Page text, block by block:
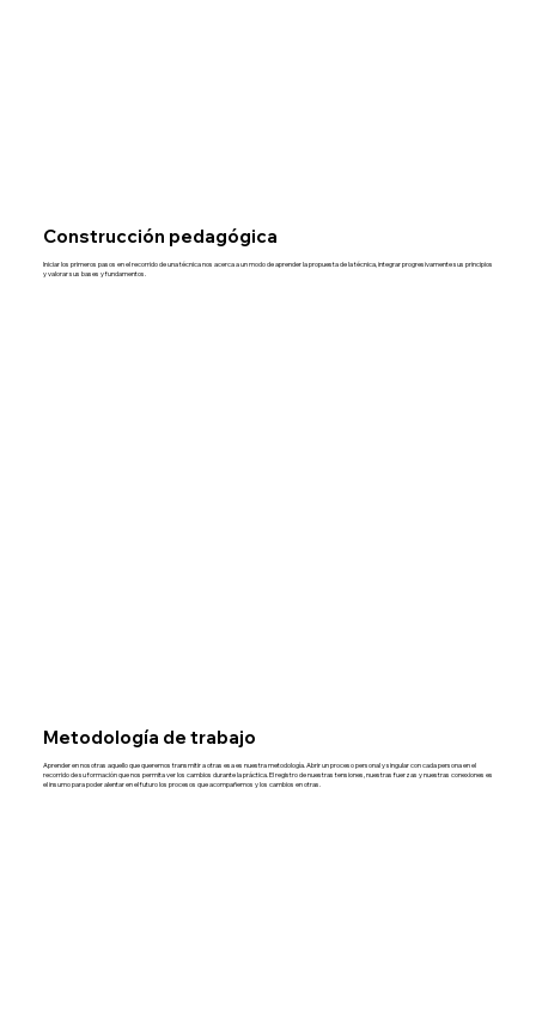
Construcción pedagógica
Iniciar los primeros pasos en el recorrido de una técnica nos acerca a un modo de aprender la propuesta de la técnica, integrar progresivamente sus principios
y valorar sus bases y fundamentos.
Metodología de trabajo
Aprender en nosotras aquello que queremos transmitir a otras esa es nuestra metodología. Abrir un proceso personal y singular con cada persona en el
recorrido de su formación que nos permita ver los cambios durante la práctica. El registro de nuestras tensiones, nuestras fuerzas y nuestras conexiones es
el insumo para poder alentar en el futuro los procesos que acompañemos y los cambios en otras.